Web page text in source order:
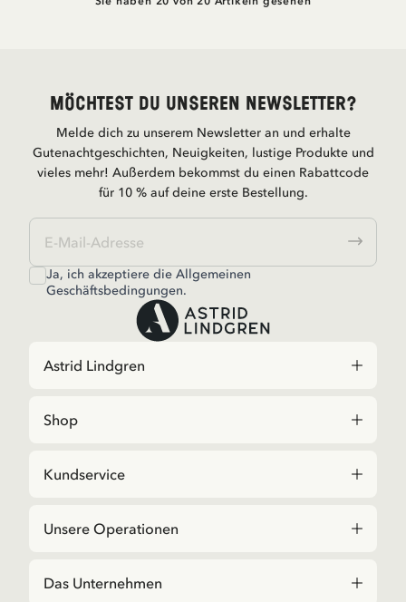
Möchtest du unseren Newsletter?
Melde dich zu unserem Newsletter an und erhalte
Gutenachtgeschichten, Neuigkeiten, lustige Produkte und
vieles mehr! Außerdem bekommst du einen Rabattcode
für 10 % auf deine erste Bestellung.
Ja, ich akzeptiere dieAllgemeinen
Geschäftsbedingungen.
Astrid Lindgren
Shop
Kundservice
Unsere Operationen
Das Unternehmen